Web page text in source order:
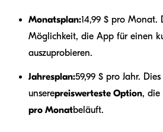
Monatsplan:14,99 $ pro Monat.
Möglichkeit, die App für einen
auszuprobieren.
Jahresplan:59,99 $ pro Jahr.
unserepreiswerteste Option, die
pro Monatbeläuft.